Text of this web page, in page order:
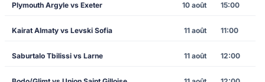
Plymouth Argyle vs Exeter 10 août 15:00
Kairat Almaty vs Levski Sofia 11 août 11:00
Saburtalo Tbilissi vs Larne 11 août 12:00